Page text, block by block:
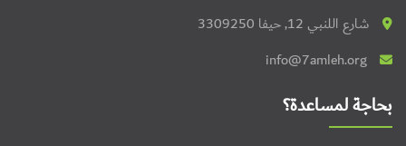
شارع اللنبي 12, حيفا 3309250
info@7amleh.org
بحاجة لمساعدة؟